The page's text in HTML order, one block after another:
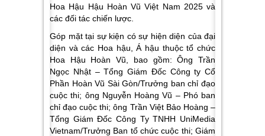
Hoa Hậu Hậu Hoàn Vũ Việt Nam 2025 và
các đối tác chiến lược.
Góp mặt tại sự kiện có sự hiện diện của đại
diện và các Hoa hậu, Á hậu thuộc tổ chức
Hoa Hậu Hoàn Vũ, bao gồm: Ông Trần
Ngọc Nhật – Tổng Giám Đốc Công ty Cổ
Phần Hoàn Vũ Sài Gòn/Trưởng ban chỉ đạo
cuộc thi; ông Nguyễn Hoàng Vũ – Phó ban
chỉ đạo cuộc thi; ông Trần Việt Bảo Hoàng –
Tổng Giám Đốc Công Ty TNHH UniMedia
Vietnam/Trưởng Ban tổ chức cuộc thi; Giám